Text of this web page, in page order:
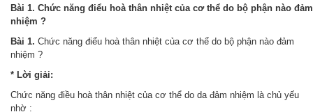
Bài 1. Chức năng điểu hoà thân nhiệt của cơ thể do bộ phận nào đảm
nhiệm ?
Bài 1. Chức năng điểu hoà thân nhiệt của cơ thể do bộ phận nào đảm
nhiệm ?
* Lời giải:
Chức năng điều hoà thân nhiệt của cơ thể do da đảm nhiệm là chủ yếu
nhờ :